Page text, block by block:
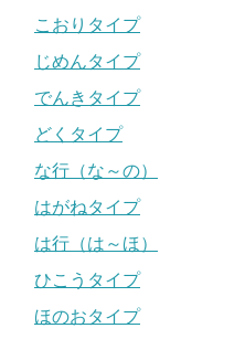
こおりタイプ
じめんタイプ
でんきタイプ
どくタイプ
な行（な～の）
はがねタイプ
は行（は～ほ）
ひこうタイプ
ほのおタイプ